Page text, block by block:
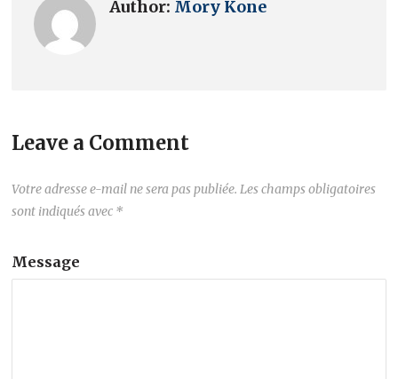
Author: Mory Kone
Leave a Comment
Votre adresse e-mail ne sera pas publiée. Les champs obligatoires
sont indiqués avec *
Message